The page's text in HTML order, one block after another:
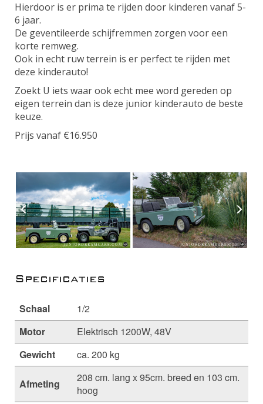
Hierdoor is er prima te rijden door kinderen vanaf 5-
6 jaar.
De geventileerde schijfremmen zorgen voor een
korte remweg.
Ook in echt ruw terrein is er perfect te rijden met
deze kinderauto!
Zoekt U iets waar ook echt mee word gereden op
eigen terrein dan is deze junior kinderauto de beste
keuze.
Prijs vanaf €16.950
Specificaties
Schaal
1/2
Motor
Elektrisch 1200W, 48V
Gewicht
ca. 200 kg
Afmeting
208 cm. lang x 95cm. breed en 103 cm.
hoog